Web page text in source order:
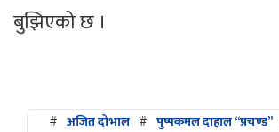
बुझिएको छ ।
# अजित दोभाल # पुष्पकमल दाहाल “प्रचण्ड”